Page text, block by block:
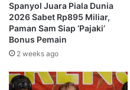
Spanyol Juara Piala Dunia
2026 Sabet Rp895 Miliar,
Paman Sam Siap ‘Pajaki’
Bonus Pemain
2 weeks ago